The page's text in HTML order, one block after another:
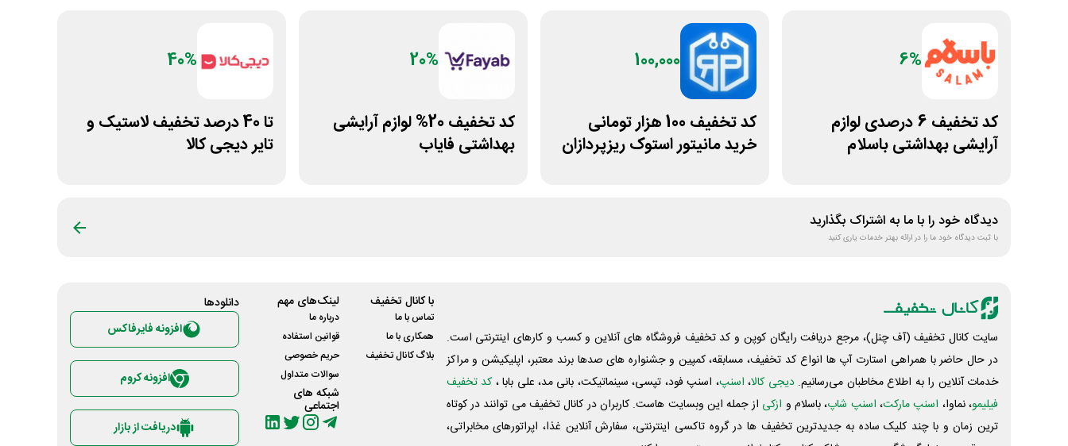
6%
کد تخفیف 6 درصدی لوازم
آرایشی بهداشتی باسلام
100,000
کد تخفیف 100 هزار تومانی
خرید مانیتور استوک ریزپردازان
20%
کد تخفیف 20% لوازم آرایشی
بهداشتی فایاب
40%
تا 40 درصد تخفیف لاستیک و
تایر دیجی کالا
دیدگاه خود را با ما به اشتراک بگذارید
با ثبت دیدگاه خود ما را در ارائه بهتر خدمات یاری کنید
سایت کانال تخفیف (آف چنل)، مرجع دریافت رایگان کوپن و کد تخفیف فروشگاه های آنلاین و کسب و‌ کارهای اینترنتی است.
در حال حاضر با همراهی استارت آپ ها انواع کد تخفیف، مسابقه، کمپین و جشنواره های صدها برند معتبر، اپلیکیشن و مراکز
خدمات آنلاین را به اطلاع مخاطبان می‌رسانیم. دیجی کالا، اسنپ، اسنپ فود، تپسی، سینماتیکت، بانی مد، علی‌ بابا ، کد تخفیف
فیلیمو، نماوا، اسنپ مارکت، اسنپ شاپ، باسلام و ازکی از جمله این وبسایت ‌هاست. کاربران در کانال تخفیف می توانند در کوتاه
ترین زمان و با چند کلیک ساده به جدیدترین تخفیف ها در گروه تاکسی اینترنتی، سفارش آنلاین غذا، اپراتورهای مخابراتی،
با کانال تخفیف
تماس با ما
همکاری با ما
بلاگ کانال تخفیف
لینک‌های مهم
درباره ما
قوانین استفاده
حریم خصوصی
سوالات متداول
شبکه های
اجتماعی
دانلود‌ها
افزونه فایرفاکس
افزونه کروم
دریافت از بازار